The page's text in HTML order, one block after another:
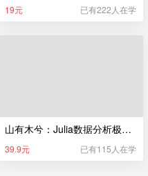
19元 已有222人在学
山有木兮：Julia数据分析极简入门
39.9元 已有115人在学